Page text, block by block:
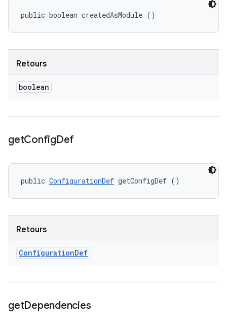
public boolean createdAsModule ()
Retours
boolean
getConfigDef
public ConfigurationDef getConfigDef ()
Retours
ConfigurationDef
getDependencies